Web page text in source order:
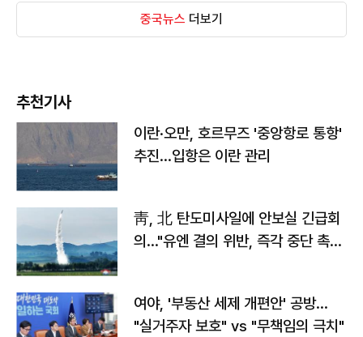
중국뉴스 더보기
추천기사
이란·오만, 호르무즈 '중앙항로 통항'
추진…입항은 이란 관리
靑, 北 탄도미사일에 안보실 긴급회
의…"유엔 결의 위반, 즉각 중단 촉
여야, '부동산 세제 개편안' 공방…
"실거주자 보호" vs "무책임의 극치"